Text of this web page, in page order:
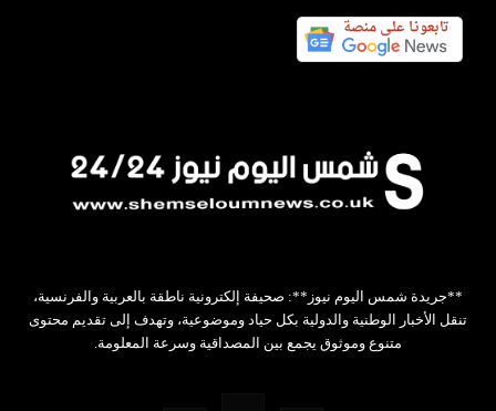
**جريدة شمس اليوم نيوز**: صحيفة إلكترونية ناطقة بالعربية والفرنسية،
تنقل الأخبار الوطنية والدولية بكل حياد وموضوعية، وتهدف إلى تقديم محتوى
متنوع وموثوق يجمع بين المصداقية وسرعة المعلومة.